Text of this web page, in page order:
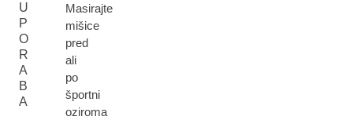
U
P
O
R
A
B
A
Masirajte
mišice
pred
ali
po
športni
oziroma